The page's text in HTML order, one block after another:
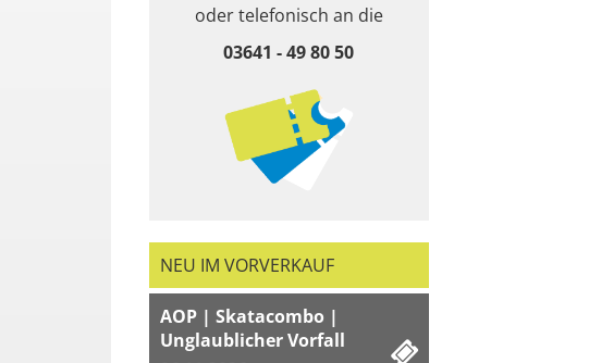
oder telefonisch an die
03641 - 49 80 50
NEU IM VORVERKAUF
AOP | Skatacombo |
Unglaublicher Vorfall